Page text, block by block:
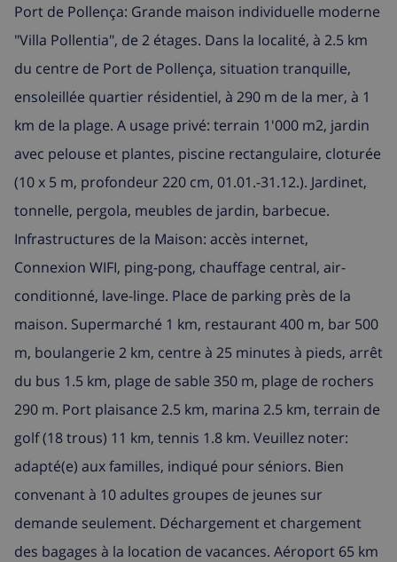
Port de Pollença: Grande maison individuelle moderne
"Villa Pollentia", de 2 étages. Dans la localité, à 2.5 km
du centre de Port de Pollença, situation tranquille,
ensoleillée quartier résidentiel, à 290 m de la mer, à 1
km de la plage. A usage privé: terrain 1'000 m2, jardin
avec pelouse et plantes, piscine rectangulaire, cloturée
(10 x 5 m, profondeur 220 cm, 01.01.-31.12.). Jardinet,
tonnelle, pergola, meubles de jardin, barbecue.
Infrastructures de la Maison: accès internet,
Connexion WIFI, ping-pong, chauffage central, air-
conditionné, lave-linge. Place de parking près de la
maison. Supermarché 1 km, restaurant 400 m, bar 500
m, boulangerie 2 km, centre à 25 minutes à pieds, arrêt
du bus 1.5 km, plage de sable 350 m, plage de rochers
290 m. Port plaisance 2.5 km, marina 2.5 km, terrain de
golf (18 trous) 11 km, tennis 1.8 km. Veuillez noter:
adapté(e) aux familles, indiqué pour séniors. Bien
convenant à 10 adultes groupes de jeunes sur
demande seulement. Déchargement et chargement
des bagages à la location de vacances. Aéroport 65 km